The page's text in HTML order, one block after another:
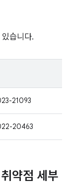
습니다.
21093
20463
약점 세부